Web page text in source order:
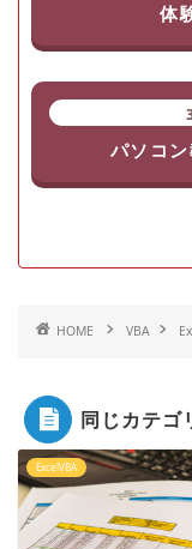
体
パソコ
HOME VBA
同じカテゴ
ExcelVBA